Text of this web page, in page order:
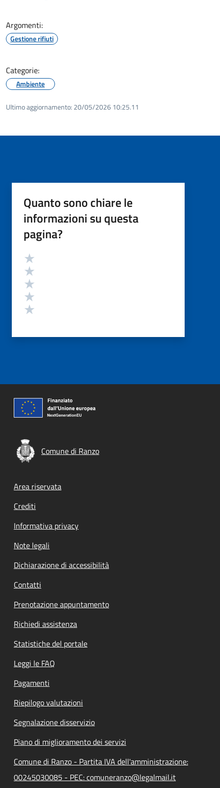
Argomenti:
Gestione rifiuti
Categorie:
Ambiente
Ultimo aggiornamento: 20/05/2026 10:25.11
Quanto sono chiare le
informazioni su questa
pagina?
Valutazione
Comune di Ranzo
Footer menu
Area riservata
Crediti
Informativa privacy
Note legali
Dichiarazione di accessibilità
Contatti
Prenotazione appuntamento
Richiedi assistenza
Statistiche del portale
Leggi le FAQ
Pagamenti
Riepilogo valutazioni
Segnalazione disservizio
Piano di miglioramento dei servizi
Comune di Ranzo - Partita IVA dell'amministrazione:
00245030085 - PEC: comuneranzo@legalmail.it